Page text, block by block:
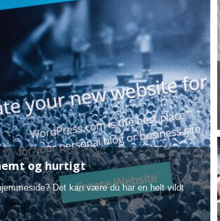
og hurtigt
Det kan være du har en helt vildt